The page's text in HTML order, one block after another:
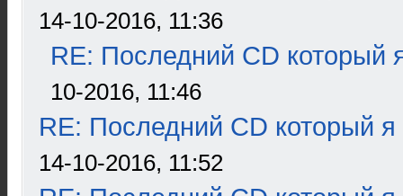
14-10-2016, 11:36
RE: Последний CD который
10-2016, 11:46
RE: Последний CD который я
14-10-2016, 11:52